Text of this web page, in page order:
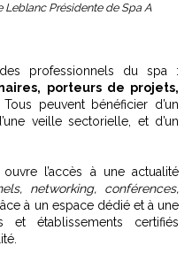
Présidente de Spa A
des professionnels du spa :
porteurs de projets,
. Tous peuvent bénéficier d’un
veille sectorielle, et d’un
ouvre l’accès à une actualité
networking, conférences,
à un espace dédié et à une
et établissements certifiés